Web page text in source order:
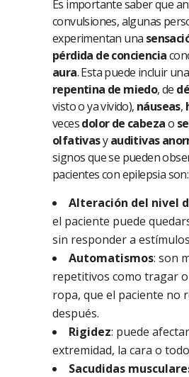
Es importante saber que
convulsiones, algunas
experimentan una
pérdida de conciencia
aura. Esta puede incluir una
repentina de miedo, de
visto o ya vivido), náuseas,
vecesdolor de cabezao
olfativasyauditivas
signos que se pueden
pacientes con epilepsia son:
Alteración del nivel
el paciente puede
sin responder a
Automatismos: son
repetitivos como tragar
ropa, que el paciente no
después.
Rigidez: puede
extremidad, la cara o
Sacudidas